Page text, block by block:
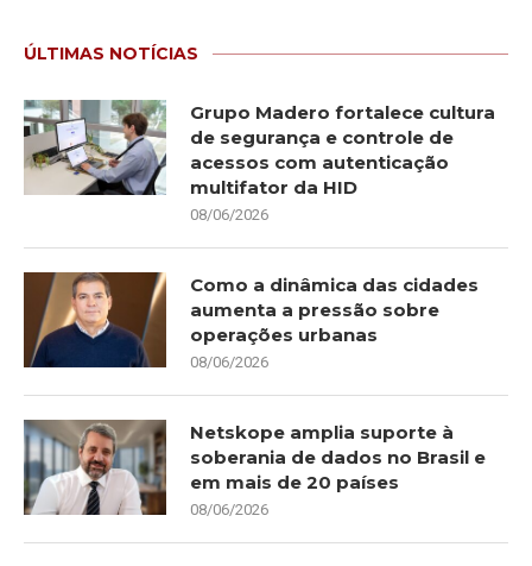
ÚLTIMAS NOTÍCIAS
Grupo Madero fortalece cultura
de segurança e controle de
acessos com autenticação
multifator da HID
08/06/2026
Como a dinâmica das cidades
aumenta a pressão sobre
operações urbanas
08/06/2026
Netskope amplia suporte à
soberania de dados no Brasil e
em mais de 20 países
08/06/2026